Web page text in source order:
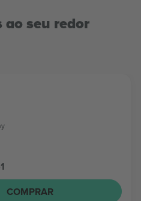
ao seu redor
COMPRAR